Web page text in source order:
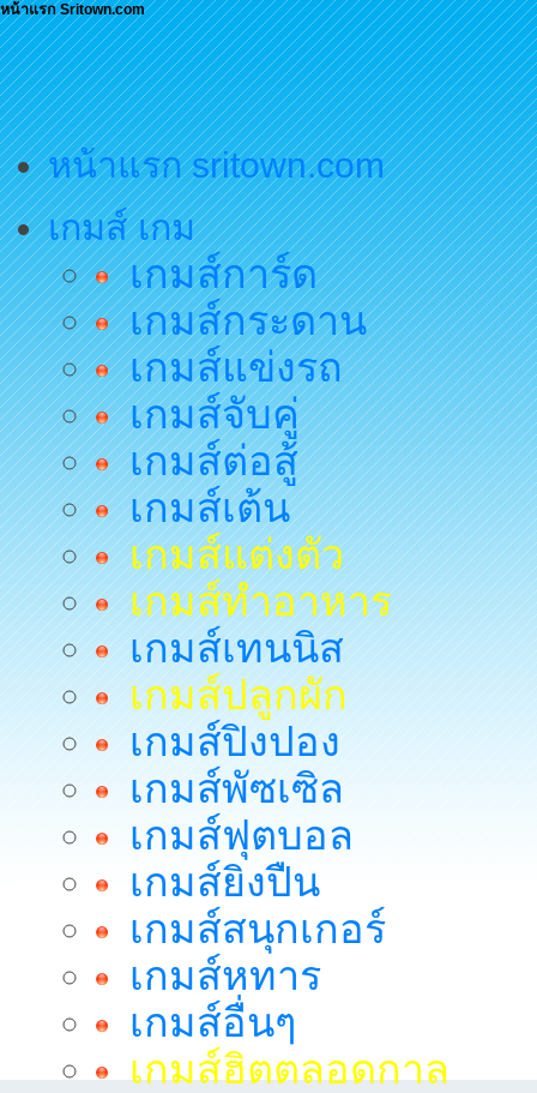
หน้าแรก Sritown.com
หน้าแรก sritown.com
เกมส์ เกม
เกมส์การ์ด
เกมส์กระดาน
เกมส์แข่งรถ
เกมส์จับคู่
เกมส์ต่อสู้
เกมส์เต้น
เกมส์แต่งตัว
เกมส์ทำอาหาร
เกมส์เทนนิส
เกมส์ปลูกผัก
เกมส์ปิงปอง
เกมส์พัซเซิล
เกมส์ฟุตบอล
เกมส์ยิงปืน
เกมส์สนุกเกอร์
เกมส์หทาร
เกมส์อื่นๆ
เกมส์ฮิตตลอดกาล